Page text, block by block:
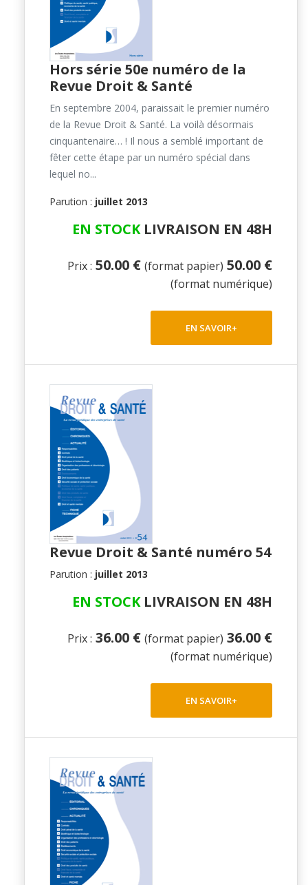
Hors série 50e numéro de la
Revue Droit & Santé
En septembre 2004, paraissait le premier numéro
de la Revue Droit & Santé. La voilà désormais
cinquantenaire… ! Il nous a semblé important de
fêter cette étape par un numéro spécial dans
lequel no...
Parution : juillet 2013
EN STOCKLIVRAISON EN 48H
Prix : 50.00 € (format papier) 50.00 €
(format numérique)
EN SAVOIR+
Revue Droit & Santé numéro 54
Parution : juillet 2013
EN STOCKLIVRAISON EN 48H
Prix : 36.00 € (format papier) 36.00 €
(format numérique)
EN SAVOIR+